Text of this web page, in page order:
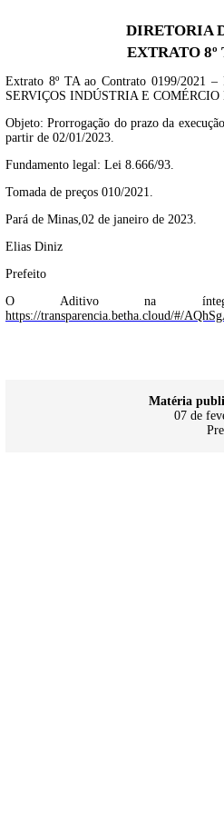
DIRETORIA
EXTRATO 8º
Extrato 8º TA ao Contrato 0199/2021
SERVIÇOS INDÚSTRIA E
Objeto: Prorrogação do prazo da
partir de 02/01/2023.
Fundamento legal: Lei 8.666/93.
Tomada de preços 010/2021.
Pará de Minas,02 de janeiro de 2023.
Elias Diniz
Prefeito
O Aditivona íntegra
https://transparencia.betha.cloud/#/
Matéria
07 de